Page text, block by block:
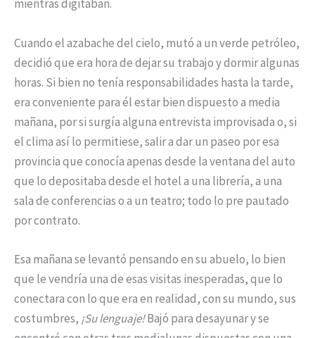
mientras digitaban.
Cuando el azabache del cielo, mutó a un verde petróleo,
decidió que era hora de dejar su trabajo y dormir algunas
horas. Si bien no tenía responsabilidades hasta la tarde,
era conveniente para él estar bien dispuesto a media
mañana, por si surgía alguna entrevista improvisada o, si
el clima así lo permitiese, salir a dar un paseo por esa
provincia que conocía apenas desde la ventana del auto
que lo depositaba desde el hotel a una librería, a una
sala de conferencias o a un teatro; todo lo pre pautado
por contrato.
Esa mañana se levantó pensando en su abuelo, lo bien
que le vendría una de esas visitas inesperadas, que lo
conectara con lo que era en realidad, con su mundo, sus
costumbres, ¡Su lenguaje!Bajó para desayunar y se